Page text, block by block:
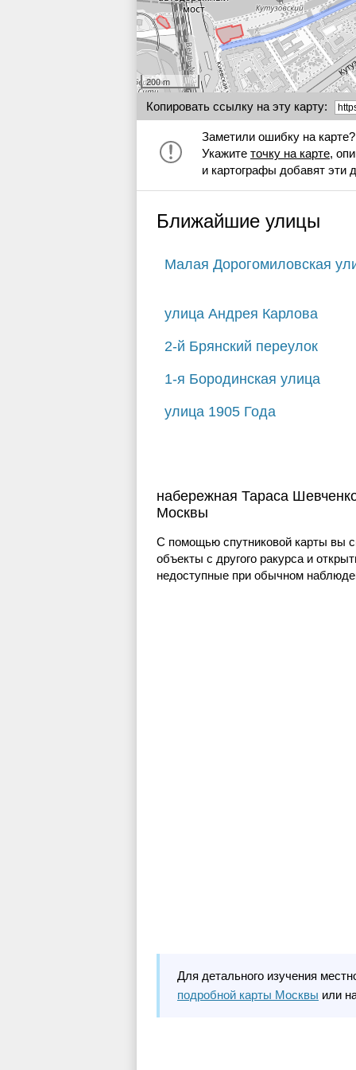
200 m
Копировать ссылку на эту карту:
Заметили ошибку на карте?
Укажите точку на карте,
и картографы добавят эти
Ближайшие улицы
Малая Дорогомиловская
улица Андрея Карлова
2-й Брянский переулок
1-я Бородинская улица
улица 1905 Года
набережная Тараса
Москвы
С помощью спутниковой карты вы
объекты с другого ракурса и
недоступные при обычном
Для детального изучения
подробной карты Москвы или